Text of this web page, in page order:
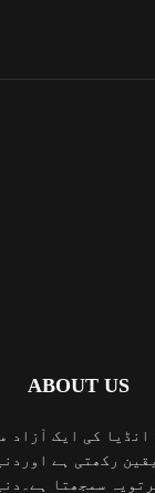
ABOUT US
انڈیا کی ایک آزاد
رکھتی ہے
سمجھتا